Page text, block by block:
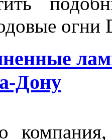
огни
Дону